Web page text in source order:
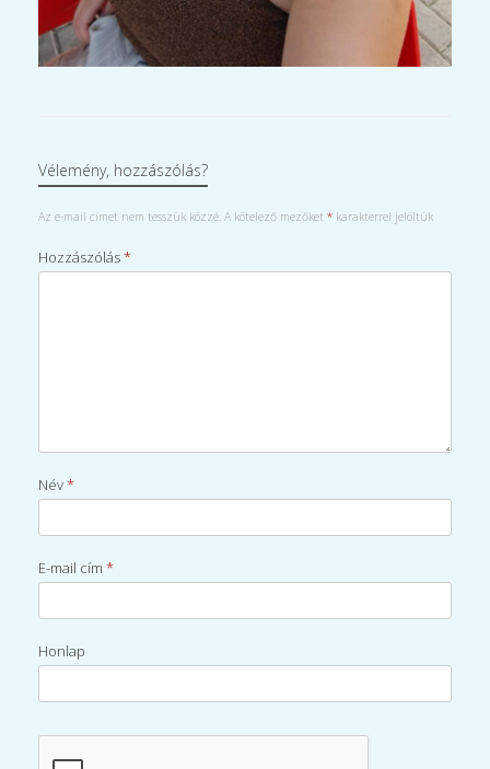
Vélemény, hozzászólás?
Az e-mail címet nem tesszük közzé. A kötelező mezőket * karakterrel jelöltük
Hozzászólás*
Név*
E-mail cím *
Honlap